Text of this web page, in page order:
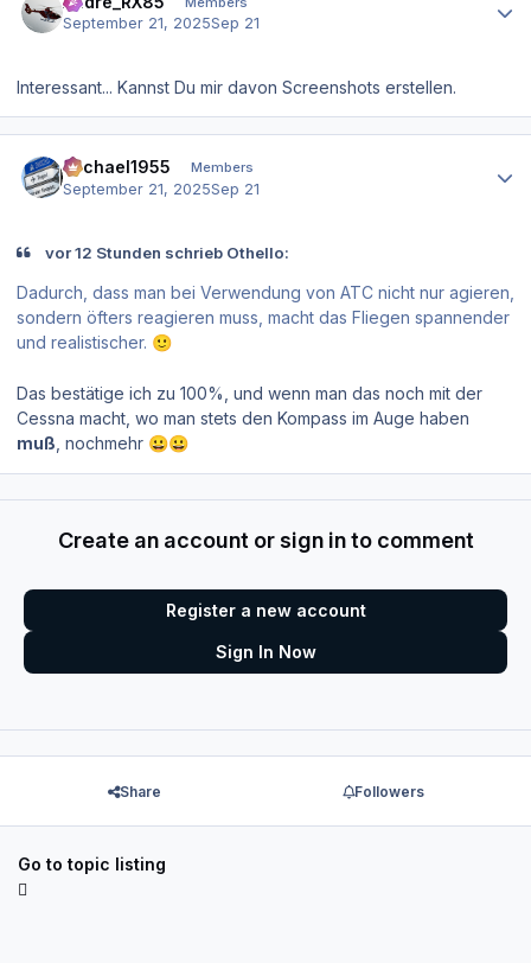
September 21, 2025Sep 21
Interessant... Kannst Du mir davon Screenshots erstellen.
Michael1955 Members
September 21, 2025Sep 21
vor 12 Stunden schrieb Othello:
Dadurch, dass man bei Verwendung von ATC nicht nur agieren,
sondern öfters reagieren muss, macht das Fliegen spannender
und realistischer. 🙂
Das bestätige ich zu 100%, und wenn man das noch mit der
Cessna macht, wo man stets den Kompass im Auge haben
muß , nochmehr 😀😀
Create an account or sign in to comment
Register a new account
Sign In Now
Share Followers
Go to topic listing